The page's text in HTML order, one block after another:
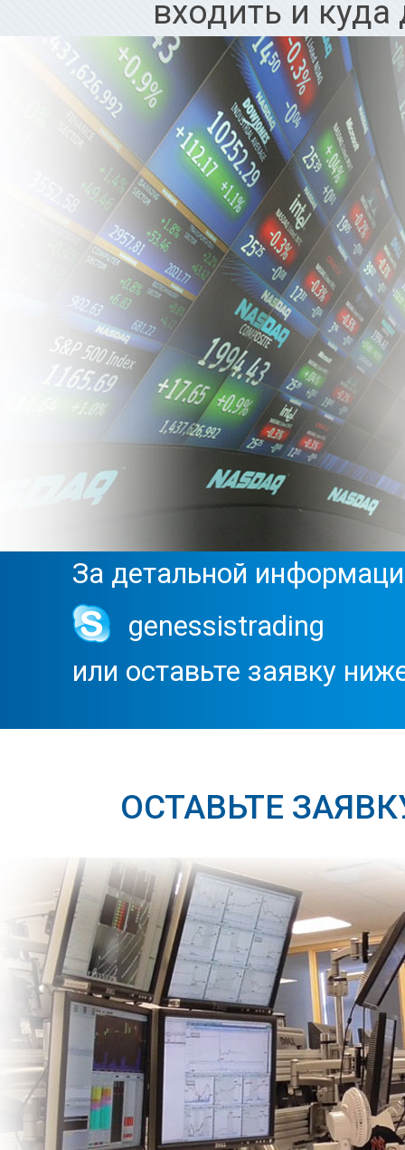
входить и
3
Анализ рынка
торгов, важно
рынка.
Активный
это понимание.
За детальной
genessistrading
или оставьте заявку
ОСТАВЬТЕ